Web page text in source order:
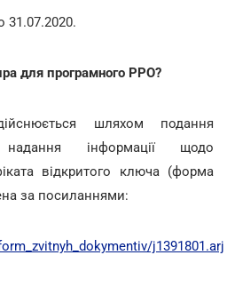
31.07.2020.
для програмного РРО?
шляхом подання
інформації щодо
відкритого ключа (форма
за посиланнями:
j1391801.arj